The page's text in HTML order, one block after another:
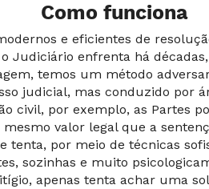
Como funciona
e eficientes de
Judiciário enfrenta há
temos um método
judicial, mas conduzido por
civil, por exemplo, as Partes
valor legal que a
tenta, por meio de técnicas
sozinhas e muito
apenas tenta achar uma